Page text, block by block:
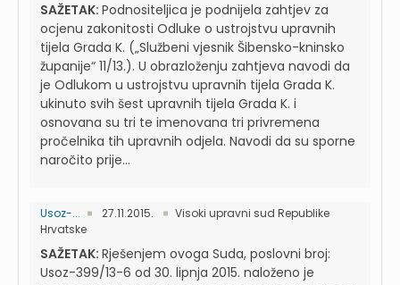
SAŽETAK: Podnositeljica je podnijela zahtjev za
ocjenu zakonitosti Odluke o ustrojstvu upravnih
tijela Grada K. („Službeni vjesnik Šibensko-kninsko
županije“ 11/13.). U obrazloženju zahtjeva navodi da
je Odlukom u ustrojstvu upravnih tijela Grada K.
ukinuto svih šest upravnih tijela Grada K. i
osnovana su tri te imenovana tri privremena
pročelnika tih upravnih odjela. Navodi da su sporne
naročito prije...
Usoz-... 27.11.2015.
Visoki upravni sud Republike
Hrvatske
SAŽETAK: Rješenjem ovoga Suda, poslovni broj:
Usoz-399/13-6 od 30. lipnja 2015. naloženo je